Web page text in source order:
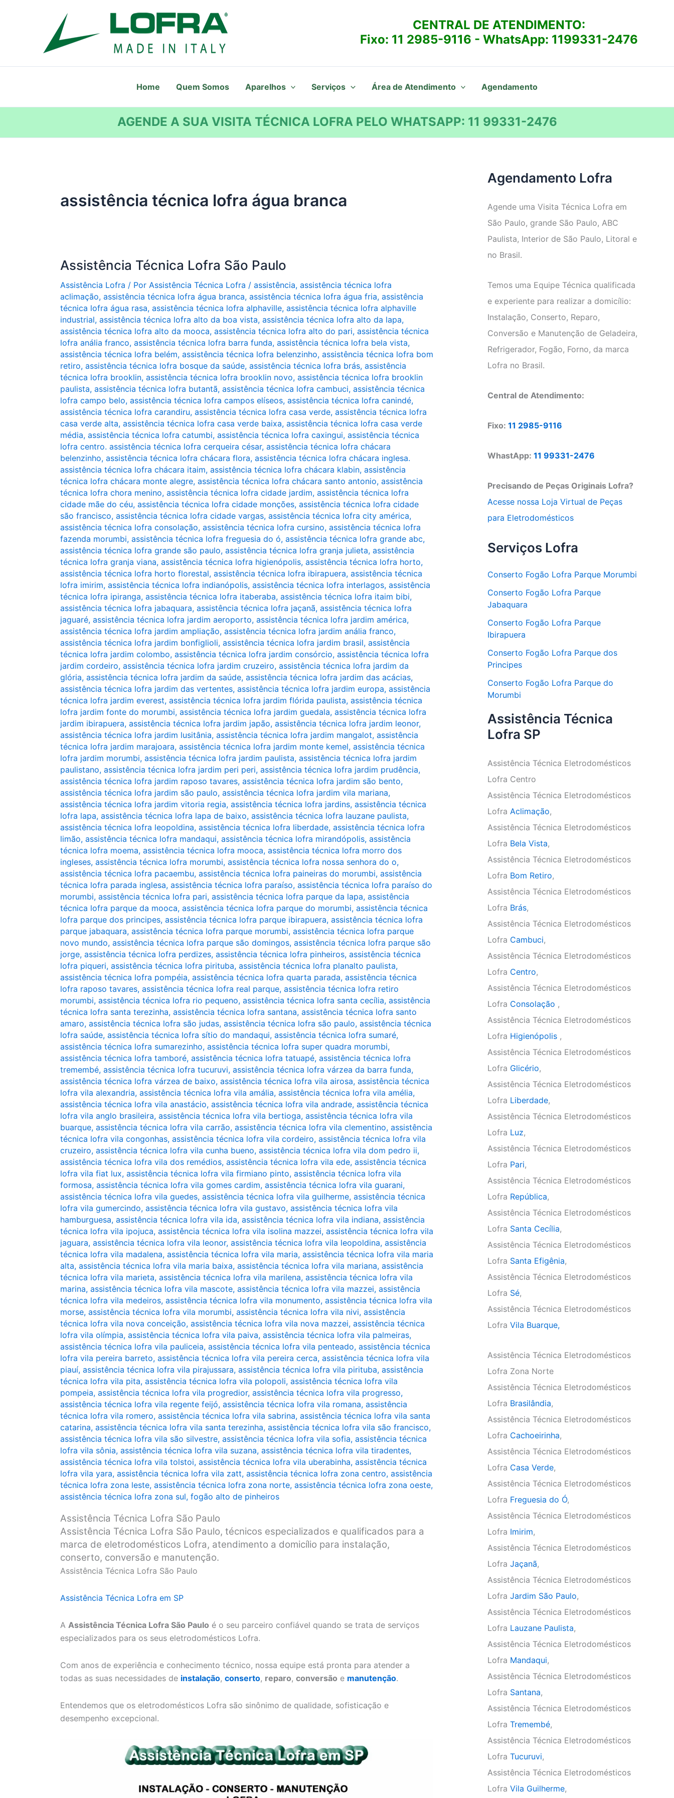
CENTRAL DE ATENDIMENTO:
Fixo: 11 2985-9116 - WhatsApp: 1199331-2476
Home Quem Somos Aparelhos Serviços Área de Atendimento Agendamento
AGENDE A SUA VISITA TÉCNICA LOFRA PELO WHATSAPP: 11 99331-2476
assistência técnica lofra água branca
Assistência Técnica Lofra São Paulo
Assistência Lofra / Por Assistência Técnica Lofra / assistência, assistência técnica lofra
aclimação, assistência técnica lofra água branca, assistência técnica lofra água fria, assistência
técnica lofra água rasa, assistência técnica lofra alphaville, assistência técnica lofra alphaville
industrial, assistência técnica lofra alto da boa vista, assistência técnica lofra alto da lapa,
assistência técnica lofra alto da mooca, assistência técnica lofra alto do pari, assistência técnica
lofra anália franco, assistência técnica lofra barra funda, assistência técnica lofra bela vista,
assistência técnica lofra belém, assistência técnica lofra belenzinho, assistência técnica lofra bom
retiro, assistência técnica lofra bosque da saúde, assistência técnica lofra brás, assistência
técnica lofra brooklin, assistência técnica lofra brooklin novo, assistência técnica lofra brooklin
paulista, assistência técnica lofra butantã, assistência técnica lofra cambuci, assistência técnica
lofra campo belo, assistência técnica lofra campos elíseos, assistência técnica lofra canindé,
assistência técnica lofra carandiru, assistência técnica lofra casa verde, assistência técnica lofra
casa verde alta, assistência técnica lofra casa verde baixa, assistência técnica lofra casa verde
média, assistência técnica lofra catumbi, assistência técnica lofra caxingui, assistência técnica
lofra centro. assistência técnica lofra cerqueira césar, assistência técnica lofra chácara
belenzinho, assistência técnica lofra chácara flora, assistência técnica lofra chácara inglesa.
assistência técnica lofra chácara itaim, assistência técnica lofra chácara klabin, assistência
técnica lofra chácara monte alegre, assistência técnica lofra chácara santo antonio, assistência
técnica lofra chora menino, assistência técnica lofra cidade jardim, assistência técnica lofra
cidade mãe do céu, assistência técnica lofra cidade monções, assistência técnica lofra cidade
são francisco, assistência técnica lofra cidade vargas, assistência técnica lofra city américa,
assistência técnica lofra consolação, assistência técnica lofra cursino, assistência técnica lofra
fazenda morumbi, assistência técnica lofra freguesia do ó, assistência técnica lofra grande abc,
assistência técnica lofra grande são paulo, assistência técnica lofra granja julieta, assistência
técnica lofra granja viana, assistência técnica lofra higienópolis, assistência técnica lofra horto,
assistência técnica lofra horto florestal, assistência técnica lofra ibirapuera, assistência técnica
lofra imirim, assistência técnica lofra indianópolis, assistência técnica lofra interlagos, assistência
técnica lofra ipiranga, assistência técnica lofra itaberaba, assistência técnica lofra itaim bibi,
assistência técnica lofra jabaquara, assistência técnica lofra jaçanã, assistência técnica lofra
jaguaré, assistência técnica lofra jardim aeroporto, assistência técnica lofra jardim américa,
assistência técnica lofra jardim ampliação, assistência técnica lofra jardim anália franco,
assistência técnica lofra jardim bonfiglioli, assistência técnica lofra jardim brasil, assistência
técnica lofra jardim colombo, assistência técnica lofra jardim consórcio, assistência técnica lofra
jardim cordeiro, assistência técnica lofra jardim cruzeiro, assistência técnica lofra jardim da
glória, assistência técnica lofra jardim da saúde, assistência técnica lofra jardim das acácias,
assistência técnica lofra jardim das vertentes, assistência técnica lofra jardim europa, assistência
técnica lofra jardim everest, assistência técnica lofra jardim flórida paulista, assistência técnica
lofra jardim fonte do morumbi, assistência técnica lofra jardim guedala, assistência técnica lofra
jardim ibirapuera, assistência técnica lofra jardim japão, assistência técnica lofra jardim leonor,
assistência técnica lofra jardim lusitânia, assistência técnica lofra jardim mangalot, assistência
técnica lofra jardim marajoara, assistência técnica lofra jardim monte kemel, assistência técnica
lofra jardim morumbi, assistência técnica lofra jardim paulista, assistência técnica lofra jardim
paulistano, assistência técnica lofra jardim peri peri, assistência técnica lofra jardim prudência,
assistência técnica lofra jardim raposo tavares, assistência técnica lofra jardim são bento,
assistência técnica lofra jardim são paulo, assistência técnica lofra jardim vila mariana,
assistência técnica lofra jardim vitoria regia, assistência técnica lofra jardins, assistência técnica
lofra lapa, assistência técnica lofra lapa de baixo, assistência técnica lofra lauzane paulista,
assistência técnica lofra leopoldina, assistência técnica lofra liberdade, assistência técnica lofra
limão, assistência técnica lofra mandaqui, assistência técnica lofra mirandópolis, assistência
técnica lofra moema, assistência técnica lofra mooca, assistência técnica lofra morro dos
ingleses, assistência técnica lofra morumbi, assistência técnica lofra nossa senhora do o,
assistência técnica lofra pacaembu, assistência técnica lofra paineiras do morumbi, assistência
técnica lofra parada inglesa, assistência técnica lofra paraíso, assistência técnica lofra paraíso do
morumbi, assistência técnica lofra pari, assistência técnica lofra parque da lapa, assistência
técnica lofra parque da mooca, assistência técnica lofra parque do morumbi, assistência técnica
lofra parque dos principes, assistência técnica lofra parque ibirapuera, assistência técnica lofra
parque jabaquara, assistência técnica lofra parque morumbi, assistência técnica lofra parque
novo mundo, assistência técnica lofra parque são domingos, assistência técnica lofra parque são
jorge, assistência técnica lofra perdizes, assistência técnica lofra pinheiros, assistência técnica
lofra piqueri, assistência técnica lofra pirituba, assistência técnica lofra planalto paulista,
assistência técnica lofra pompéia, assistência técnica lofra quarta parada, assistência técnica
lofra raposo tavares, assistência técnica lofra real parque, assistência técnica lofra retiro
morumbi, assistência técnica lofra rio pequeno, assistência técnica lofra santa cecília, assistência
técnica lofra santa terezinha, assistência técnica lofra santana, assistência técnica lofra santo
amaro, assistência técnica lofra são judas, assistência técnica lofra são paulo, assistência técnica
lofra saúde, assistência técnica lofra sítio do mandaqui, assistência técnica lofra sumaré,
assistência técnica lofra sumarezinho, assistência técnica lofra super quadra morumbi,
assistência técnica lofra tamboré, assistência técnica lofra tatuapé, assistência técnica lofra
tremembé, assistência técnica lofra tucuruvi, assistência técnica lofra várzea da barra funda,
assistência técnica lofra várzea de baixo, assistência técnica lofra vila airosa, assistência técnica
lofra vila alexandria, assistência técnica lofra vila amália, assistência técnica lofra vila amélia,
assistência técnica lofra vila anastácio, assistência técnica lofra vila andrade, assistência técnica
lofra vila anglo brasileira, assistência técnica lofra vila bertioga, assistência técnica lofra vila
buarque, assistência técnica lofra vila carrão, assistência técnica lofra vila clementino, assistência
técnica lofra vila congonhas, assistência técnica lofra vila cordeiro, assistência técnica lofra vila
cruzeiro, assistência técnica lofra vila cunha bueno, assistência técnica lofra vila dom pedro ii,
assistência técnica lofra vila dos remédios, assistência técnica lofra vila ede, assistência técnica
lofra vila fiat lux, assistência técnica lofra vila firmiano pinto, assistência técnica lofra vila
formosa, assistência técnica lofra vila gomes cardim, assistência técnica lofra vila guarani,
assistência técnica lofra vila guedes, assistência técnica lofra vila guilherme, assistência técnica
lofra vila gumercindo, assistência técnica lofra vila gustavo, assistência técnica lofra vila
hamburguesa, assistência técnica lofra vila ida, assistência técnica lofra vila indiana, assistência
técnica lofra vila ipojuca, assistência técnica lofra vila isolina mazzei, assistência técnica lofra vila
jaguara, assistência técnica lofra vila leonor, assistência técnica lofra vila leopoldina, assistência
técnica lofra vila madalena, assistência técnica lofra vila maria, assistência técnica lofra vila maria
alta, assistência técnica lofra vila maria baixa, assistência técnica lofra vila mariana, assistência
técnica lofra vila marieta, assistência técnica lofra vila marilena, assistência técnica lofra vila
marina, assistência técnica lofra vila mascote, assistência técnica lofra vila mazzei, assistência
técnica lofra vila medeiros, assistência técnica lofra vila monumento, assistência técnica lofra vila
morse, assistência técnica lofra vila morumbi, assistência técnica lofra vila nivi, assistência
técnica lofra vila nova conceição, assistência técnica lofra vila nova mazzei, assistência técnica
lofra vila olímpia, assistência técnica lofra vila paiva, assistência técnica lofra vila palmeiras,
assistência técnica lofra vila pauliceia, assistência técnica lofra vila penteado, assistência técnica
lofra vila pereira barreto, assistência técnica lofra vila pereira cerca, assistência técnica lofra vila
piauí, assistência técnica lofra vila pirajussara, assistência técnica lofra vila pirituba, assistência
técnica lofra vila pita, assistência técnica lofra vila polopoli, assistência técnica lofra vila
pompeia, assistência técnica lofra vila progredior, assistência técnica lofra vila progresso,
assistência técnica lofra vila regente feijó, assistência técnica lofra vila romana, assistência
técnica lofra vila romero, assistência técnica lofra vila sabrina, assistência técnica lofra vila santa
catarina, assistência técnica lofra vila santa terezinha, assistência técnica lofra vila são francisco,
assistência técnica lofra vila são silvestre, assistência técnica lofra vila sofia, assistência técnica
lofra vila sônia, assistência técnica lofra vila suzana, assistência técnica lofra vila tiradentes,
assistência técnica lofra vila tolstoi, assistência técnica lofra vila uberabinha, assistência técnica
lofra vila yara, assistência técnica lofra vila zatt, assistência técnica lofra zona centro, assistência
técnica lofra zona leste, assistência técnica lofra zona norte, assistência técnica lofra zona oeste,
assistência técnica lofra zona sul, fogão alto de pinheiros
Assistência Técnica Lofra São Paulo
Assistência Técnica Lofra São Paulo, técnicos especializados e qualificados para a
marca de eletrodomésticos Lofra, atendimento a domicílio para instalação,
conserto, conversão e manutenção.
Assistência Técnica Lofra São Paulo
Assistência Técnica Lofra em SP
A Assistência Técnica Lofra São Paulo é o seu parceiro confiável quando se trata de serviços
especializados para os seus eletrodomésticos Lofra.
Com anos de experiência e conhecimento técnico, nossa equipe está pronta para atender a
todas as suas necessidades de instalação, conserto, reparo, conversão e manutenção.
Entendemos que os eletrodomésticos Lofra são sinônimo de qualidade, sofisticação e
desempenho excepcional.
Agendamento Lofra
Agende uma Visita Técnica Lofra em
São Paulo, grande São Paulo, ABC
Paulista, Interior de São Paulo, Litoral e
no Brasil.
Temos uma Equipe Técnica qualificada
e experiente para realizar a domicílio:
Instalação, Conserto, Reparo,
Conversão e Manutenção de Geladeira,
Refrigerador, Fogão, Forno, da marca
Lofra no Brasil.
Central de Atendimento:
Fixo: 11 2985-9116
WhastApp: 11 99331-2476
Precisando de Peças Originais Lofra?
Acesse nossa Loja Virtual de Peças
para Eletrodomésticos
Serviços Lofra
Conserto Fogão Lofra Parque Morumbi
Conserto Fogão Lofra Parque
Jabaquara
Conserto Fogão Lofra Parque
Ibirapuera
Conserto Fogão Lofra Parque dos
Principes
Conserto Fogão Lofra Parque do
Morumbi
Assistência Técnica
Lofra SP
Assistência Técnica Eletrodomésticos
Lofra Centro
Assistência Técnica Eletrodomésticos
Lofra Aclimação,
Assistência Técnica Eletrodomésticos
Lofra Bela Vista,
Assistência Técnica Eletrodomésticos
Lofra Bom Retiro,
Assistência Técnica Eletrodomésticos
Lofra Brás,
Assistência Técnica Eletrodomésticos
Lofra Cambuci,
Assistência Técnica Eletrodomésticos
Lofra Centro,
Assistência Técnica Eletrodomésticos
Lofra Consolação ,
Assistência Técnica Eletrodomésticos
Lofra Higienópolis ,
Assistência Técnica Eletrodomésticos
Lofra Glicério,
Assistência Técnica Eletrodomésticos
Lofra Liberdade,
Assistência Técnica Eletrodomésticos
Lofra Luz,
Assistência Técnica Eletrodomésticos
Lofra Pari,
Assistência Técnica Eletrodomésticos
Lofra República,
Assistência Técnica Eletrodomésticos
Lofra Santa Cecília,
Assistência Técnica Eletrodomésticos
Lofra Santa Efigênia,
Assistência Técnica Eletrodomésticos
Lofra Sé,
Assistência Técnica Eletrodomésticos
Lofra Vila Buarque,
Assistência Técnica Eletrodomésticos
Lofra Zona Norte
Assistência Técnica Eletrodomésticos
Lofra Brasilândia,
Assistência Técnica Eletrodomésticos
Lofra Cachoeirinha,
Assistência Técnica Eletrodomésticos
Lofra Casa Verde,
Assistência Técnica Eletrodomésticos
Lofra Freguesia do Ó,
Assistência Técnica Eletrodomésticos
Lofra Imirim,
Assistência Técnica Eletrodomésticos
Lofra Jaçanã,
Assistência Técnica Eletrodomésticos
Lofra Jardim São Paulo,
Assistência Técnica Eletrodomésticos
Lofra Lauzane Paulista,
Assistência Técnica Eletrodomésticos
Lofra Mandaqui,
Assistência Técnica Eletrodomésticos
Lofra Santana,
Assistência Técnica Eletrodomésticos
Lofra Tremembé,
Assistência Técnica Eletrodomésticos
Lofra Tucuruvi,
Assistência Técnica Eletrodomésticos
Lofra Vila Guilherme,